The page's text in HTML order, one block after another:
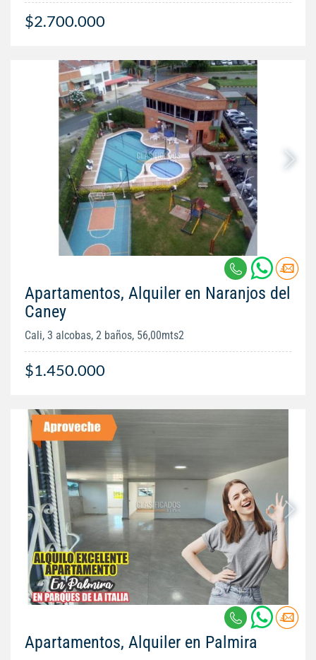
$2.700.000
Apartamentos, Alquiler en Naranjos del
Caney
Cali, 3 alcobas, 2 baños, 56,00mts2
$1.450.000
Apartamentos, Alquiler en Palmira